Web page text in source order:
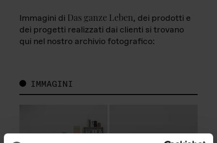
Immagini di Das ganze Leben, dei prodotti e
dei progetti realizzati dai clienti si trovano
qui nel nostro archivio fotografico:
IMMAGINI